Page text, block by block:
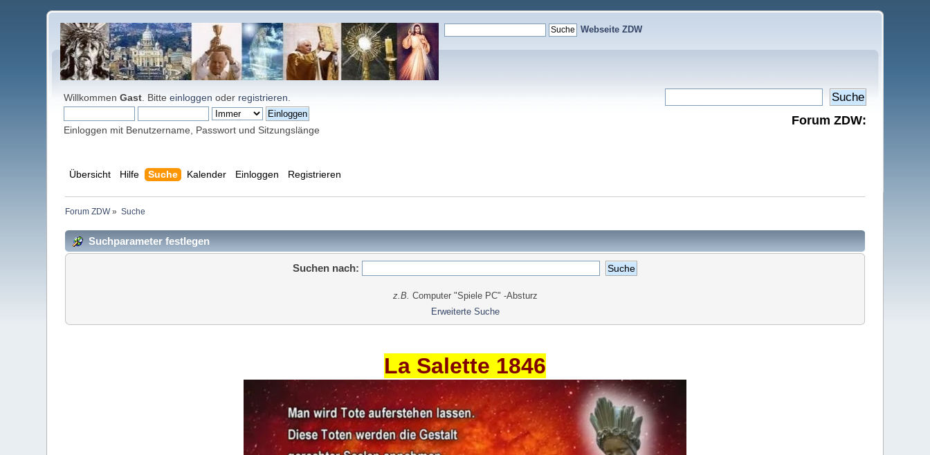
Webseite ZDW
WillkommenGast . Bitteeinloggen oder registrieren
Einloggen mit Benutzername, Passwort und Sitzungslänge
Forum ZDW:
Übersicht Hilfe Suche Kalender Einloggen Registrieren
Forum ZDW» Suche
Suchparameter festlegen
Suchen nach:
z.B. Computer "Spiele PC" -Absturz
Erweiterte Suche
La Salette 1846